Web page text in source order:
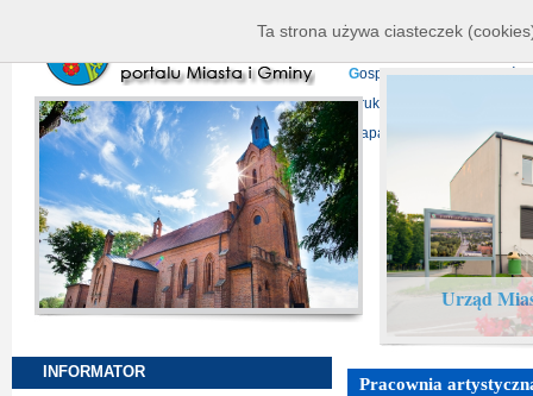
P
rojekty europejskie
Gospodarka
D ruki do pobrania
Mapa serwisu
Urząd
INFORMATOR
Pracownia
Ta strona używa ciasteczek